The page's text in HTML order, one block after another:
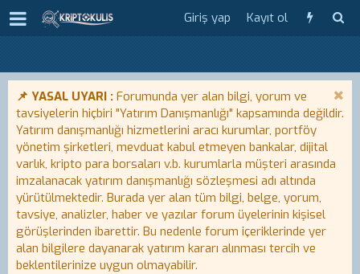
Giriş yap Kayıt ol
📌 YASAL UYARI : Forumunda yer alan bilgi, yorum ve
tavsiyelerin hiçbiri "Yatırım Danışmanlığı" kapsamında değildir.
Yatırım danışmanlığı hizmetlerini aracı kurumlar, portföy
yönetim şirketleri, mevduat kabul etmeyen bankalar, dijital
varlık, kripto para borsaları v.b. kurumlarla müşteri arasında
imzalanacak yatırım danışmanlığı sözleşmesi adı altında
yürütülmektedir. Burada yer alan tüm bilgi, belge, yorum,
tavsiye, analizler, haber ve yazılar forum üyelerinin kişisel
görüşlerinden ibarettir. Bu nedenle forum içeriklerinde yer
alan bilgilere dayanarak yatırım kararı alınması tercih ve
beklentilerinize uygun olmayabilir.